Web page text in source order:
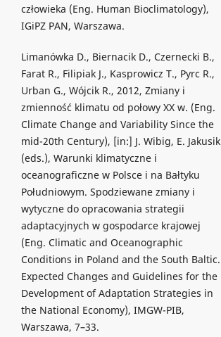
człowieka (Eng. Human Bioclimatology),
IGiPZ PAN, Warszawa.
Limanówka D., Biernacik D., Czernecki B.,
Farat R., Filipiak J., Kasprowicz T., Pyrc R.,
Urban G., Wójcik R., 2012, Zmiany i
zmienność klimatu od połowy XX w. (Eng.
Climate Change and Variability Since the
mid-20th Century), [in:] J. Wibig, E. Jakusik
(eds.), Warunki klimatyczne i
oceanograficzne w Polsce i na Bałtyku
Południowym. Spodziewane zmiany i
wytyczne do opracowania strategii
adaptacyjnych w gospodarce krajowej
(Eng. Climatic and Oceanographic
Conditions in Poland and the South Baltic.
Expected Changes and Guidelines for the
Development of Adaptation Strategies in
the National Economy), IMGW-PIB,
Warszawa, 7–33.